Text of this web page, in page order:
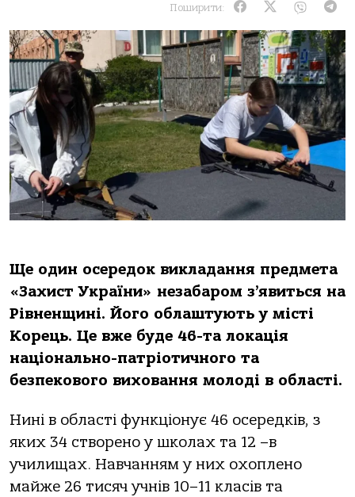
Поширити:
Ще один осередок викладання предмета
«Захист України» незабаром з’явиться на
Рівненщині. Його облаштують у місті
Корець. Це вже буде 46-та локація
національно-патріотичного та
безпекового виховання молоді в області.
Нині в області функціонує 46 осередків, з
яких 34 створено у школах та 12 –в
училищах. Навчанням у них охоплено
майже 26 тисяч учнів 10–11 класів та